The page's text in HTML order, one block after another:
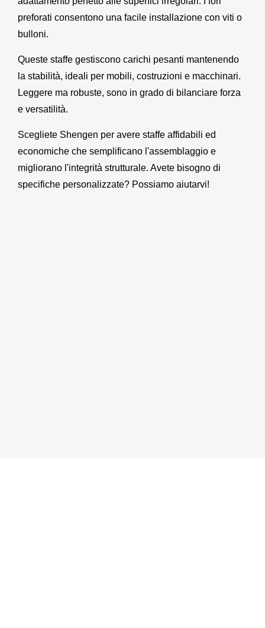
preforati consentono una facile installazione con viti o
bulloni.
Queste staffe gestiscono carichi pesanti mantenendo
la stabilità, ideali per mobili, costruzioni e macchinari.
Leggere ma robuste, sono in grado di bilanciare forza
e versatilità.
Scegliete Shengen per avere staffe affidabili ed
economiche che semplificano l'assemblaggio e
migliorano l'integrità strutturale. Avete bisogno di
specifiche personalizzate? Possiamo aiutarvi!